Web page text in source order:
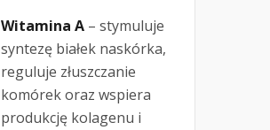
Witamina A – stymuluje
syntezę białek naskórka,
reguluje złuszczanie
komórek oraz wspiera
produkcję kolagenu i